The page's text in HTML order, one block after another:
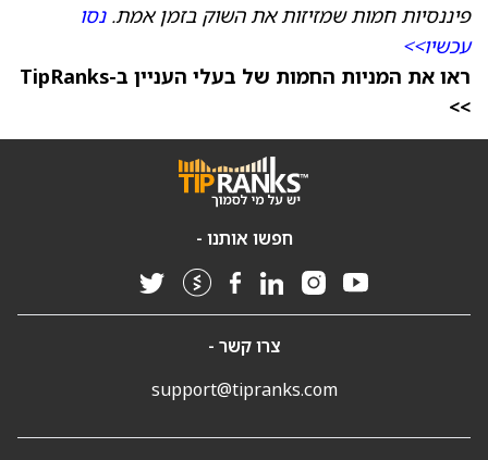
פיננסיות חמות שמזיזות את השוק בזמן אמת.נסו
עכשיו>>
ראו את המניות החמות של בעלי העניין ב-TipRanks
>>
חפשו אותנו -
צרו קשר -
support@tipranks.com